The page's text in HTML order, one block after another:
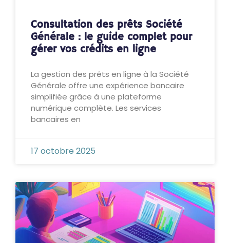
Consultation des prêts Société
Générale : le guide complet pour
gérer vos crédits en ligne
La gestion des prêts en ligne à la Société
Générale offre une expérience bancaire
simplifiée grâce à une plateforme
numérique complète. Les services
bancaires en
17 octobre 2025